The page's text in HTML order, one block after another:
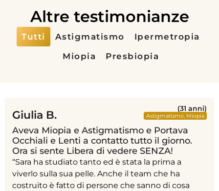
Altre testimonianze
Astigmatismo
Ipermetropia
Miopia
Presbiopia
Tutti
Giulia B. (31 anni)
Astigmatismo, Miopia
Aveva Miopia e Astigmatismo e Portava
Occhiali e Lenti a contatto tutto il giorno.
Ora si sente Libera di vedere SENZA!
“Sara ha studiato tanto ed è stata la prima a
viverlo sulla sua pelle. Anche il team che ha
costruito è fatto di persone che sanno di cosa